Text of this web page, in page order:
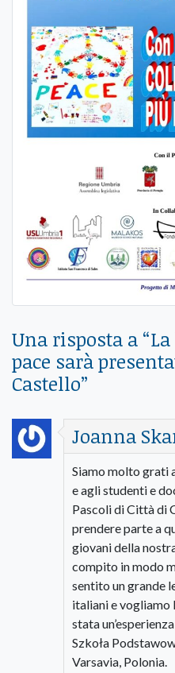
Una risposta a “
pace sarà
Castello”
Joanna
Siamo molto grati
e agli studenti e
Pascoli di Città di
prendere parte a
giovani della
compito in modo
sentito un grande
italiani e vogliamo
stata
Szkoła
Varsavia, Polonia.